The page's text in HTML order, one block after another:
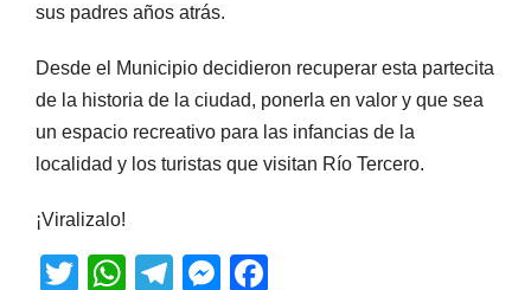
sus padres años atrás.
Desde el Municipio decidieron recuperar esta partecita
de la historia de la ciudad, ponerla en valor y que sea
un espacio recreativo para las infancias de la
localidad y los turistas que visitan Río Tercero.
¡Viralizalo!
T
W T
M